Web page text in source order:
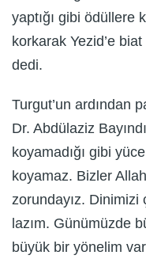
yaptığı gibi ödüllere
korkarak Yezid’e
dedi.
Turgut’un ardından
Dr. Abdülaziz
koyamadığı gibi
koyamaz. Bizler
zorundayız. Dinimizi
lazım. Günümüzde
büyük bir yönelim